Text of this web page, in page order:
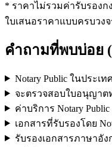
* ราคาไม่รวมค่ารับรอง
ใบเสนอราคาแบบครบวง
คำถามที่พบบ่อย
Notary Public ในประเ
จะตรวจสอบใบอนุญาตท
ค่าบริการ Notary
เอกสารที่รับรองโดย
รับรองเอกสารภาษาอัง